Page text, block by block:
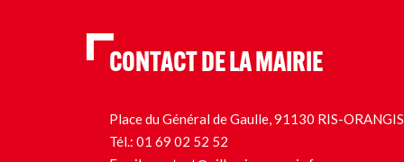
CONTACT DE LA MAIRIE
Place du Général de Gaulle, 91130 RIS-ORANGIS
Tél.: 01 69 02 52 52